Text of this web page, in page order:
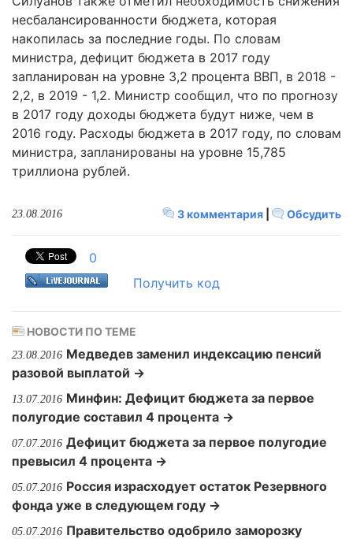
несбалансированности бюджета, которая
накопилась за последние годы. По словам
министра, дефицит бюджета в 2017 году
запланирован на уровне 3,2 процента ВВП, в 2018 -
2,2, в 2019 - 1,2. Министр сообщил, что по прогнозу
в 2017 году доходы бюджета будут ниже, чем в
2016 году. Расходы бюджета в 2017 году, по словам
министра, запланированы на уровне 15,785
триллиона рублей.
3 комментария Обсудить
23.08.2016
0
Получить код
НОВОСТИ ПО ТЕМЕ
23.08.2016 Медведев заменил индексацию пенсий
разовой выплатой →
13.07.2016 Минфин: Дефицит бюджета за первое
полугодие составил 4 процента →
07.07.2016 Дефицит бюджета за первое полугодие
превысил 4 процента →
05.07.2016 Россия израсходует остаток Резервного
фонда уже в следующем году →
05.07.2016 Правительство одобрило заморозку